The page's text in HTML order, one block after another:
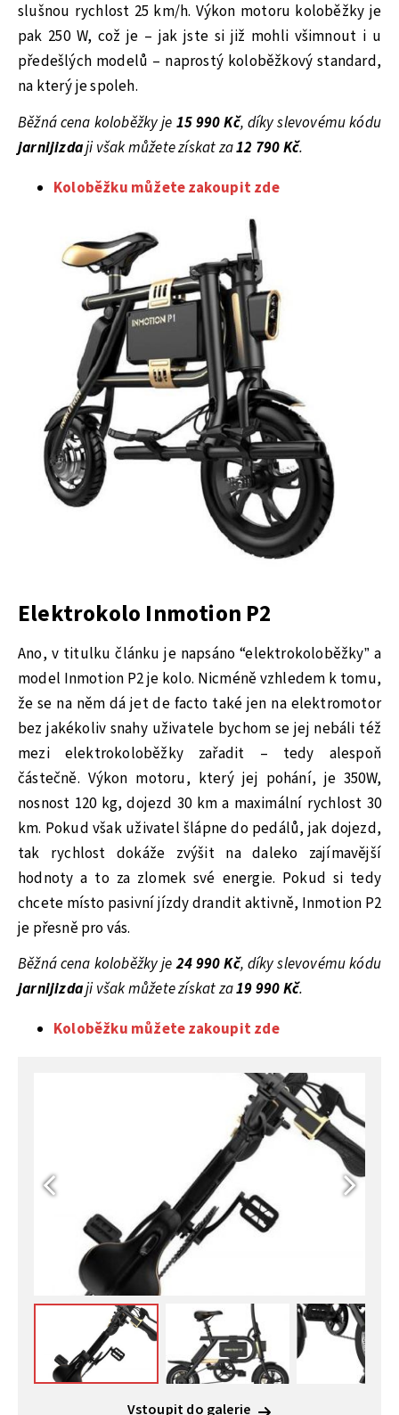
slušnou rychlost 25 km/h. Výkon motoru koloběžky je
pak 250 W, což je – jak jste si již mohli všimnout i u
předešlých modelů – naprostý koloběžkový standard,
na který je spoleh.
Běžná cena koloběžky je 15 990 Kč, díky slevovému kódu
jarnijizdaji však můžete získat za12 790 Kč.
Koloběžku můžete zakoupit zde
Elektrokolo Inmotion P2
Ano, v titulku článku je napsáno “elektrokoloběžky” a
model Inmotion P2 je kolo. Nicméně vzhledem k tomu,
že se na něm dá jet de facto také jen na elektromotor
bez jakékoliv snahy uživatele bychom se jej nebáli též
mezi elektrokoloběžky zařadit – tedy alespoň
částečně. Výkon motoru, který jej pohání, je 350W,
nosnost 120 kg, dojezd 30 km a maximální rychlost 30
km. Pokud však uživatel šlápne do pedálů, jak dojezd,
tak rychlost dokáže zvýšit na daleko zajímavější
hodnoty a to za zlomek své energie. Pokud si tedy
chcete místo pasivní jízdy drandit aktivně, Inmotion P2
je přesně pro vás.
Běžná cena koloběžky je24 990 Kč, díky slevovému kódu
jarnijizdaji však můžete získat za19 990 Kč.
Koloběžku můžete zakoupit zde
Vstoupit do galerie